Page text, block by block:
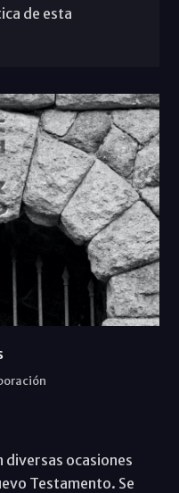
de esta
diversas ocasiones
Testamento. Se